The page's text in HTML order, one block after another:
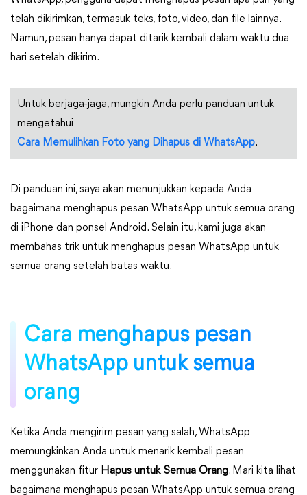
telah dikirimkan, termasuk teks, foto, video, dan file lainnya.
Namun, pesan hanya dapat ditarik kembali dalam waktu dua
hari setelah dikirim.
Untuk berjaga-jaga, mungkin Anda perlu panduan untuk
mengetahui
Cara Memulihkan Foto yang Dihapus di WhatsApp.
Di panduan ini, saya akan menunjukkan kepada Anda
bagaimana menghapus pesan WhatsApp untuk semua orang
di iPhone dan ponsel Android. Selain itu, kami juga akan
membahas trik untuk menghapus pesan WhatsApp untuk
semua orang setelah batas waktu.
Cara menghapus pesan
WhatsApp untuk semua
orang
Ketika Anda mengirim pesan yang salah, WhatsApp
memungkinkan Anda untuk menarik kembali pesan
menggunakan fitur Hapus untuk Semua Orang. Mari kita lihat
bagaimana menghapus pesan WhatsApp untuk semua orang